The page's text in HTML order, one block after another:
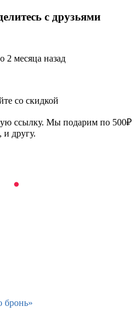
с друзьями
2 месяца назад
со скидкой
ссылку. Мы подарим по 500₽
другу.
бронь»